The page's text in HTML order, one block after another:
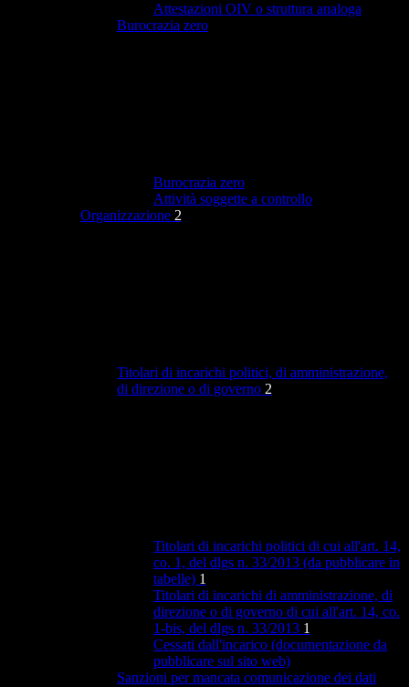
Attestazioni OIV o struttura analoga
Burocrazia zero
Burocrazia zero
Attività soggette a controllo
Organizzazione 2
Titolari di incarichi politici, di amministrazione,
di direzione o di governo 2
Titolari di incarichi politici di cui all'art. 14,
co. 1, del dlgs n. 33/2013 (da pubblicare in
tabelle) 1
Titolari di incarichi di amministrazione, di
direzione o di governo di cui all'art. 14, co.
1-bis, del dlgs n. 33/2013 1
Cessati dall'incarico (documentazione da
pubblicare sul sito web)
Sanzioni per mancata comunicazione dei dati